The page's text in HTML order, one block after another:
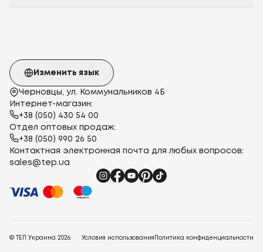
Черновцы, ул. Коммунальников 4Б
Интернет-магазин:
+38 (050) 430 54 00
Отдел оптовых продаж:
+38 (050) 990 26 50
Контактная электронная почта для любых вопросов:
sales@tep.ua
Изменить язык
© ТЕП Украина 2026 Условия использования Политика конфиденциальности